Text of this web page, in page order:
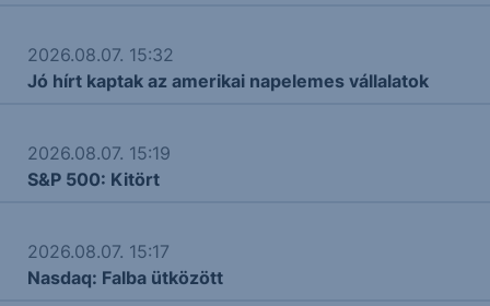
2026.08.07. 15:32
Jó hírt kaptak az amerikai napelemes vállalatok
2026.08.07. 15:19
S&P 500: Kitört
2026.08.07. 15:17
Nasdaq: Falba ütközött